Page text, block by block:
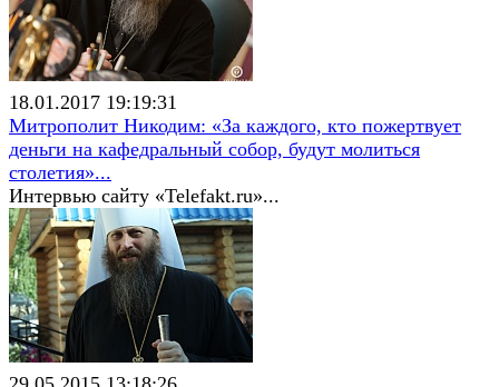
18.01.2017 19:19:31
Митрополит Никодим: «За каждого, кто пожертвует
деньги на кафедральный собор, будут молиться
столетия»...
Интервью сайту «Telefakt.ru»...